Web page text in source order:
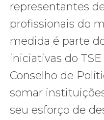
representantes
profissionais do
medida é parte
iniciativas do
Conselho de
somar
seu esforço de